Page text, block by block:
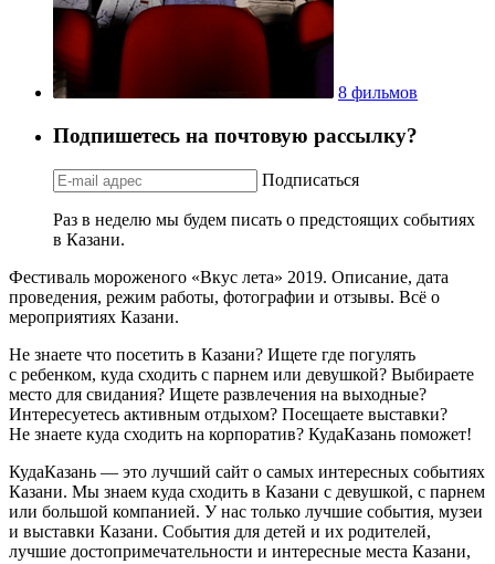
8 фильмов
Подпишетесь на почтовую рассылку?
Подписаться
Раз в неделю мы будем писать о предстоящих событиях
в Казани.
Фестиваль мороженого «Вкус лета» 2019. Описание, дата
проведения, режим работы, фотографии и отзывы. Всё о
мероприятиях Казани.
Не знаете что посетить в Казани? Ищете где погулять
с ребенком, куда сходить с парнем или девушкой? Выбираете
место для свидания? Ищете развлечения на выходные?
Интересуетесь активным отдыхом? Посещаете выставки?
Не знаете куда сходить на корпоратив? КудаКазань поможет!
КудаКазань — это лучший сайт о самых интересных событиях
Казани. Мы знаем куда сходить в Казани с девушкой, с парнем
или большой компанией. У нас только лучшие события, музеи
и выставки Казани. События для детей и их родителей,
лучшие достопримечательности и интересные места Казани,